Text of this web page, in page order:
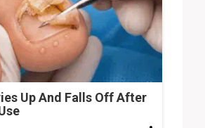
Up And Falls Off After